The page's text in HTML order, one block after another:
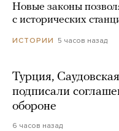
Новые законы
с исторических
ИСТОРИИ 5 часов назад
Турция,
подписали
обороне
6 часов назад